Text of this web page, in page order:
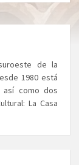
de la
1980 está
así como dos
La Casa